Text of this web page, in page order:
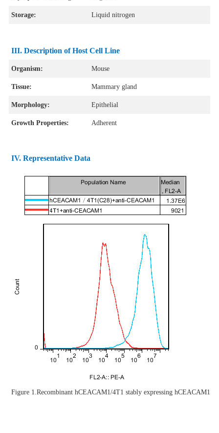
Storage: Liquid nitrogen
III. Description of Host Cell Line
Organism: Mouse
Tissue: Mammary gland
Morphology: Epithelial
Growth Properties: Adherent
IV. Representative Data
Figure 1.Recombinant hCEACAM1/4T1 stably expressing hCEACAM1.